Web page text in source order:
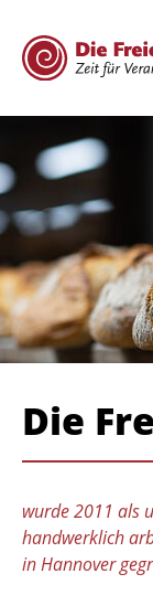
Die
wurde 2011 als
handwerklich
in Hannover